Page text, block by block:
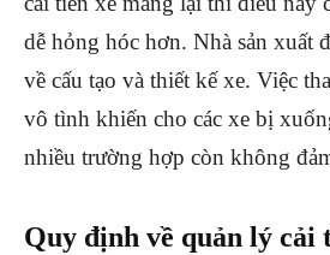
dễ hỏng hóc hơn. Nhà sản xuất
về cấu tạo và thiết kế xe. Việc
vô tình khiến cho các xe bị
nhiều trường hợp còn không
Quy định về quản lý cải